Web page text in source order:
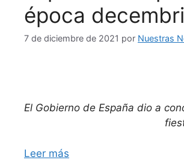
época
7 de diciembre de 2021 por Nuestras
El Gobierno de España dio a
Leer más